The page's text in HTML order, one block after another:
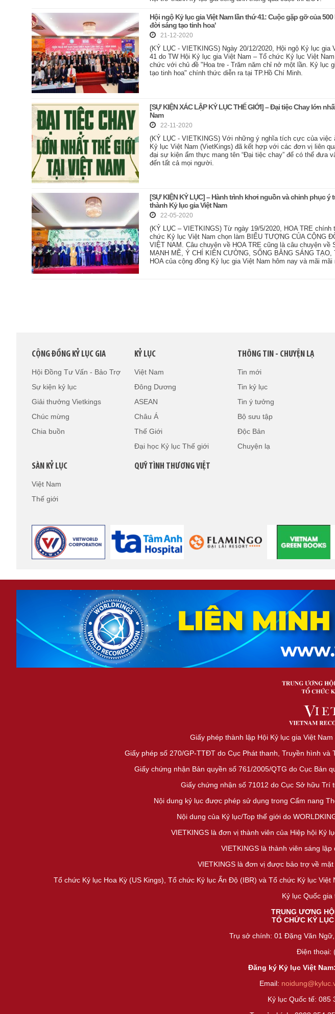
Hội ngộ Kỷ lục gia Việt Nam lần thứ 41: Cuộc gặp gỡ của 500
đời sáng tạo tinh hoa'
21-12-2020
(KỶ LỤC - VIETKINGS) Ngày 20/12/2020, Hội ngộ Kỷ lục gia
41 do TW Hội Kỷ lục gia Việt Nam – Tổ chức Kỷ lục Việt
chức với chủ đề "Hoa tre - Trăm năm chỉ nở một lần. Kỷ lục
tạo tinh hoa" chính thức diễn ra tại TP.Hồ Chí Minh.
[SỰ KIỆN XÁC LẬP KỶ LỤC THẾ GIỚI] – Đại tiệc Chay lớn
Nam
22-11-2020
(KỶ LỤC - VIETKINGS) Với những ý nghĩa tích cực của việc
Kỷ lục Việt Nam (VietKings) đã kết hợp với các đơn vị liên
đại sự kiện ẩm thực mang tên “Đại tiệc chay” để có thể đưa
đến tất cả mọi người.
[SỰ KIỆN KỶ LỤC] – Hành trình khơi nguồn và chinh phục ý
thành Kỷ lục gia Việt Nam
22-05-2020
(KỶ LỤC – VIETKINGS) Từ ngày 19/5/2020, HOA TRE
chức Kỷ lục Việt Nam chọn làm BIỂU TƯỢNG CỦA CỘNG
VIỆT NAM. Câu chuyện về HOA TRE cũng là câu chuyện về
MẠNH MẼ, Ý CHÍ KIÊN CƯỜNG, SỐNG BẰNG SÁNG TẠO,
HOA của cộng đồng Kỷ lục gia Việt Nam hôm nay và mãi mãi
CỘNG ĐỒNG KỶ LỤC GIA
Hội Đồng Tư Vấn - Bảo Trợ
Sự kiện kỷ lục
Giải thưởng Vietkings
Chúc mừng
Chia buồn
KỶ LỤC
Việt Nam
Đông Dương
ASEAN
Châu Á
Thế Giới
Đại học Kỷ lục Thế giới
THÔNG TIN - CHUYỆN LẠ
Tin mới
Tin kỷ lục
Tin ý tưởng
Bộ sưu tập
Độc Bản
Chuyện lạ
SÀN KỶ LỤC
Việt Nam
Thế giới
QUỸ TÌNH THƯƠNG VIỆT
Giấy phép thành lập Hội Kỷ lục gia Việt
Giấy phép số 270/GP-TTĐT do Cục Phát thanh, Truyền hình
Giấy chứng nhận Bản quyền số 761/2005/QTG do Cục Bản
Giấy chứng nhận số 71012 do Cục Sở hữu Trí
Nội dung kỷ lục được phép sử dụng trong Cẩm nang
Nội dung của Kỷ lục/Top thế giới do
VIETKINGS là đơn vị thành viên của Hiệp hội Kỷ
VIETKINGS là thành viên sáng
VIETKINGS là đơn vị được bảo trợ về
Tổ chức Kỷ lục Hoa Kỳ (US Kings), Tổ chức Kỷ lục Ấn Độ (IBR) và Tổ chức Kỷ lục
Kỷ lục Quốc
TRUNG ƯƠNG
TỔ CHỨC KỶ
Trụ sở chính: 01 Đặng Văn
Điện thoại:
Đăng ký Kỷ lục Việt
Email:
Kỷ lục Quốc tế: 085